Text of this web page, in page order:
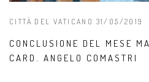
CITTÀ DEL VATICANO 31/05/2019
CONCLUSIONE DEL MESE
CARD. ANGELO COMASTRI